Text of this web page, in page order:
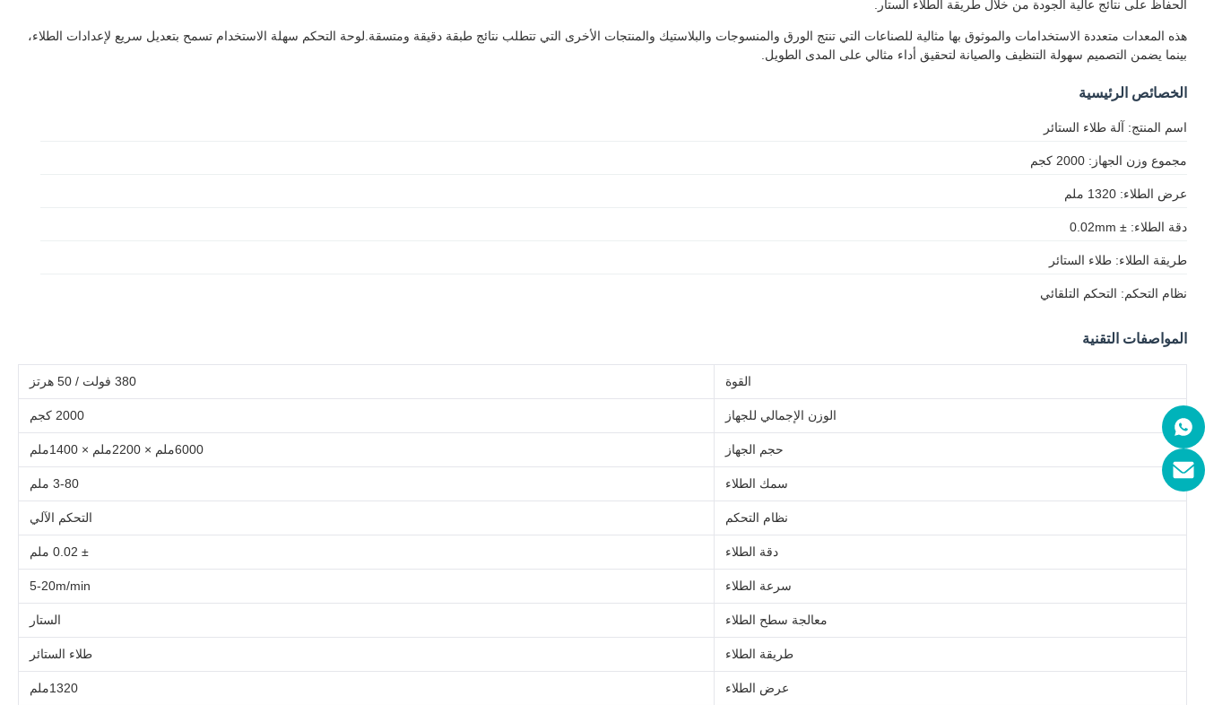
الحفاظ على نتائج عالية الجودة من خلال طريقة الطلاء الستار.
هذه المعدات متعددة الاستخدامات والموثوق بها مثالية للصناعات التي تنتج الورق والمنسوجات والبلاستيك والمنتجات الأخرى التي تتطلب نتائج طبقة دقيقة ومتسقة.لوحة التحكم سهلة الاستخدام تسمح بتعديل سريع لإعدادات الطلاء،
بينما يضمن التصميم سهولة التنظيف والصيانة لتحقيق أداء مثالي على المدى الطويل.
الخصائص الرئيسية
اسم المنتج: آلة طلاء الستائر
مجموع وزن الجهاز: 2000 كجم
عرض الطلاء: 1320 ملم
دقة الطلاء: ± 0.02mm
طريقة الطلاء: طلاء الستائر
نظام التحكم: التحكم التلقائي
المواصفات التقنية
القوة 380 فولت / 50 هرتز
الوزن الإجمالي للجهاز 2000 كجم
حجم الجهاز 6000ملم × 2200ملم × 1400ملم
سمك الطلاء 3-80 ملم
نظام التحكم التحكم الآلي
دقة الطلاء ± 0.02 ملم
سرعة الطلاء 5-20m/min
معالجة سطح الطلاء الستار
طريقة الطلاء طلاء الستائر
عرض الطلاء 1320ملم